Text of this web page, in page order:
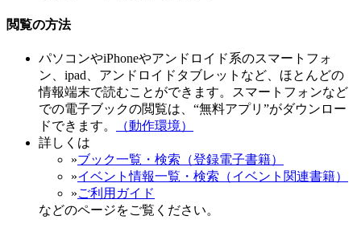
閲覧の方法
パソコンやiPhoneやアンドロイド系のスマートフォ
ン、ipad、アンドロイドタブレットなど、ほとんどの
情報端末で読むことができます。スマートフォンなど
での電子ブックの閲覧は、“無料アプリ”がダウンロー
ドできます。
（動作環境）
詳しくは
»ブック一覧・検索（登録電子書籍）
»イベント情報一覧・検索（イベント関連書籍）
»ご利用ガイド
などのページをご覧ください。